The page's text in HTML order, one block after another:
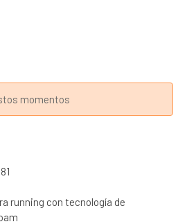
momentos
running con tecnología de